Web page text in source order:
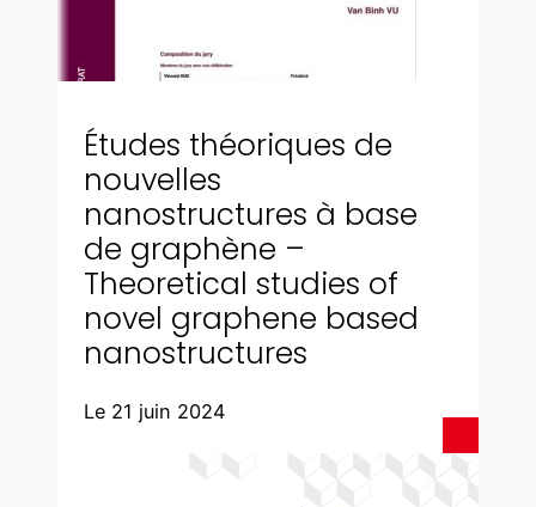
Études théoriques de
nouvelles
nanostructures à base
de graphène –
Theoretical studies of
novel graphene based
nanostructures
Le 21 juin 2024